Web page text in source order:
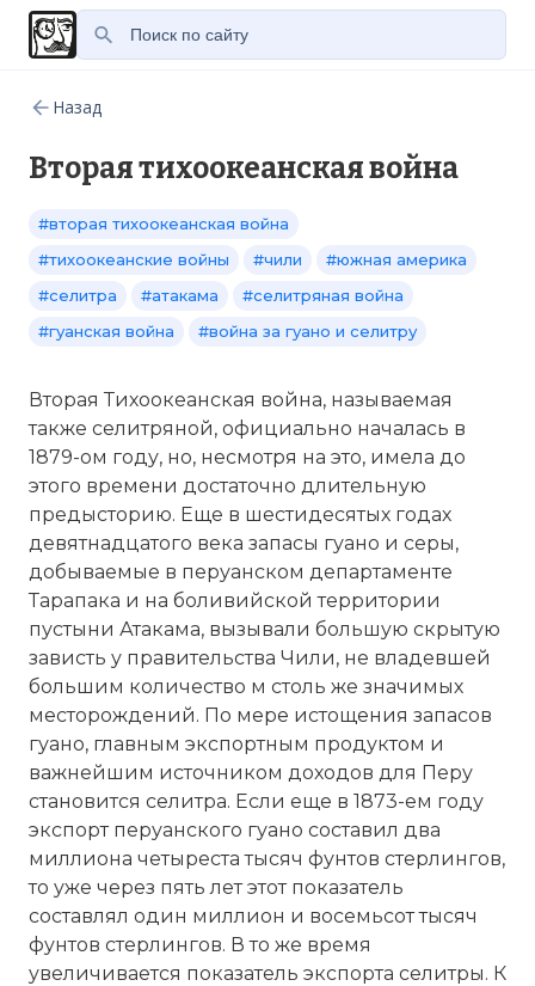
Назад
Вторая тихоокеанская война
#вторая тихоокеанская война
#тихоокеанские войны
#чили
#южная америка
#селитра
#атакама
#селитряная война
#гуанская война
#война за гуано и селитру
Вторая Тихоокеанская война, называемая
также селитряной, официально началась в
1879-ом году, но, несмотря на это, имела до
этого времени достаточно длительную
предысторию. Еще в шестидесятых годах
девятнадцатого века запасы гуано и серы,
добываемые в перуанском департаменте
Тарапака и на боливийской территории
пустыни Атакама, вызывали большую скрытую
зависть у правительства Чили, не владевшей
большим количество м столь же значимых
месторождений. По мере истощения запасов
гуано, главным экспортным продуктом и
важнейшим источником доходов для Перу
становится селитра. Если еще в 1873-ем году
экспорт перуанского гуано составил два
миллиона четыреста тысяч фунтов стерлингов,
то уже через пять лет этот показатель
составлял один миллион и восемьсот тысяч
фунтов стерлингов. В то же время
увеличивается показатель экспорта селитры. К